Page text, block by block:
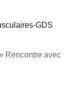
GDS
Rencontre avec